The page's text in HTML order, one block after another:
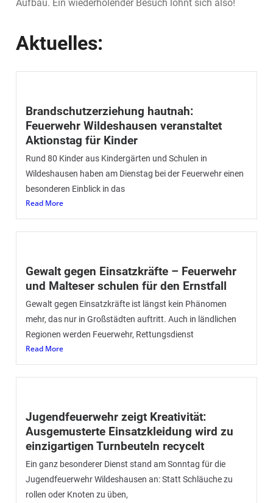
Aufbau. Ein wiederholender Besuch lohnt sich also!
Aktuelles:
Brandschutzerziehung hautnah:
Feuerwehr Wildeshausen veranstaltet
Aktionstag für Kinder
Rund 80 Kinder aus Kindergärten und Schulen in
Wildeshausen haben am Dienstag bei der Feuerwehr einen
besonderen Einblick in das
Read More
Gewalt gegen Einsatzkräfte – Feuerwehr
und Malteser schulen für den Ernstfall
Gewalt gegen Einsatzkräfte ist längst kein Phänomen
mehr, das nur in Großstädten auftritt. Auch in ländlichen
Regionen werden Feuerwehr, Rettungsdienst
Read More
Jugendfeuerwehr zeigt Kreativität:
Ausgemusterte Einsatzkleidung wird zu
einzigartigen Turnbeuteln recycelt
Ein ganz besonderer Dienst stand am Sonntag für die
Jugendfeuerwehr Wildeshausen an: Statt Schläuche zu
rollen oder Knoten zu üben,